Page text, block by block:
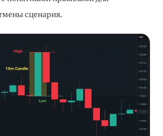
сценария.